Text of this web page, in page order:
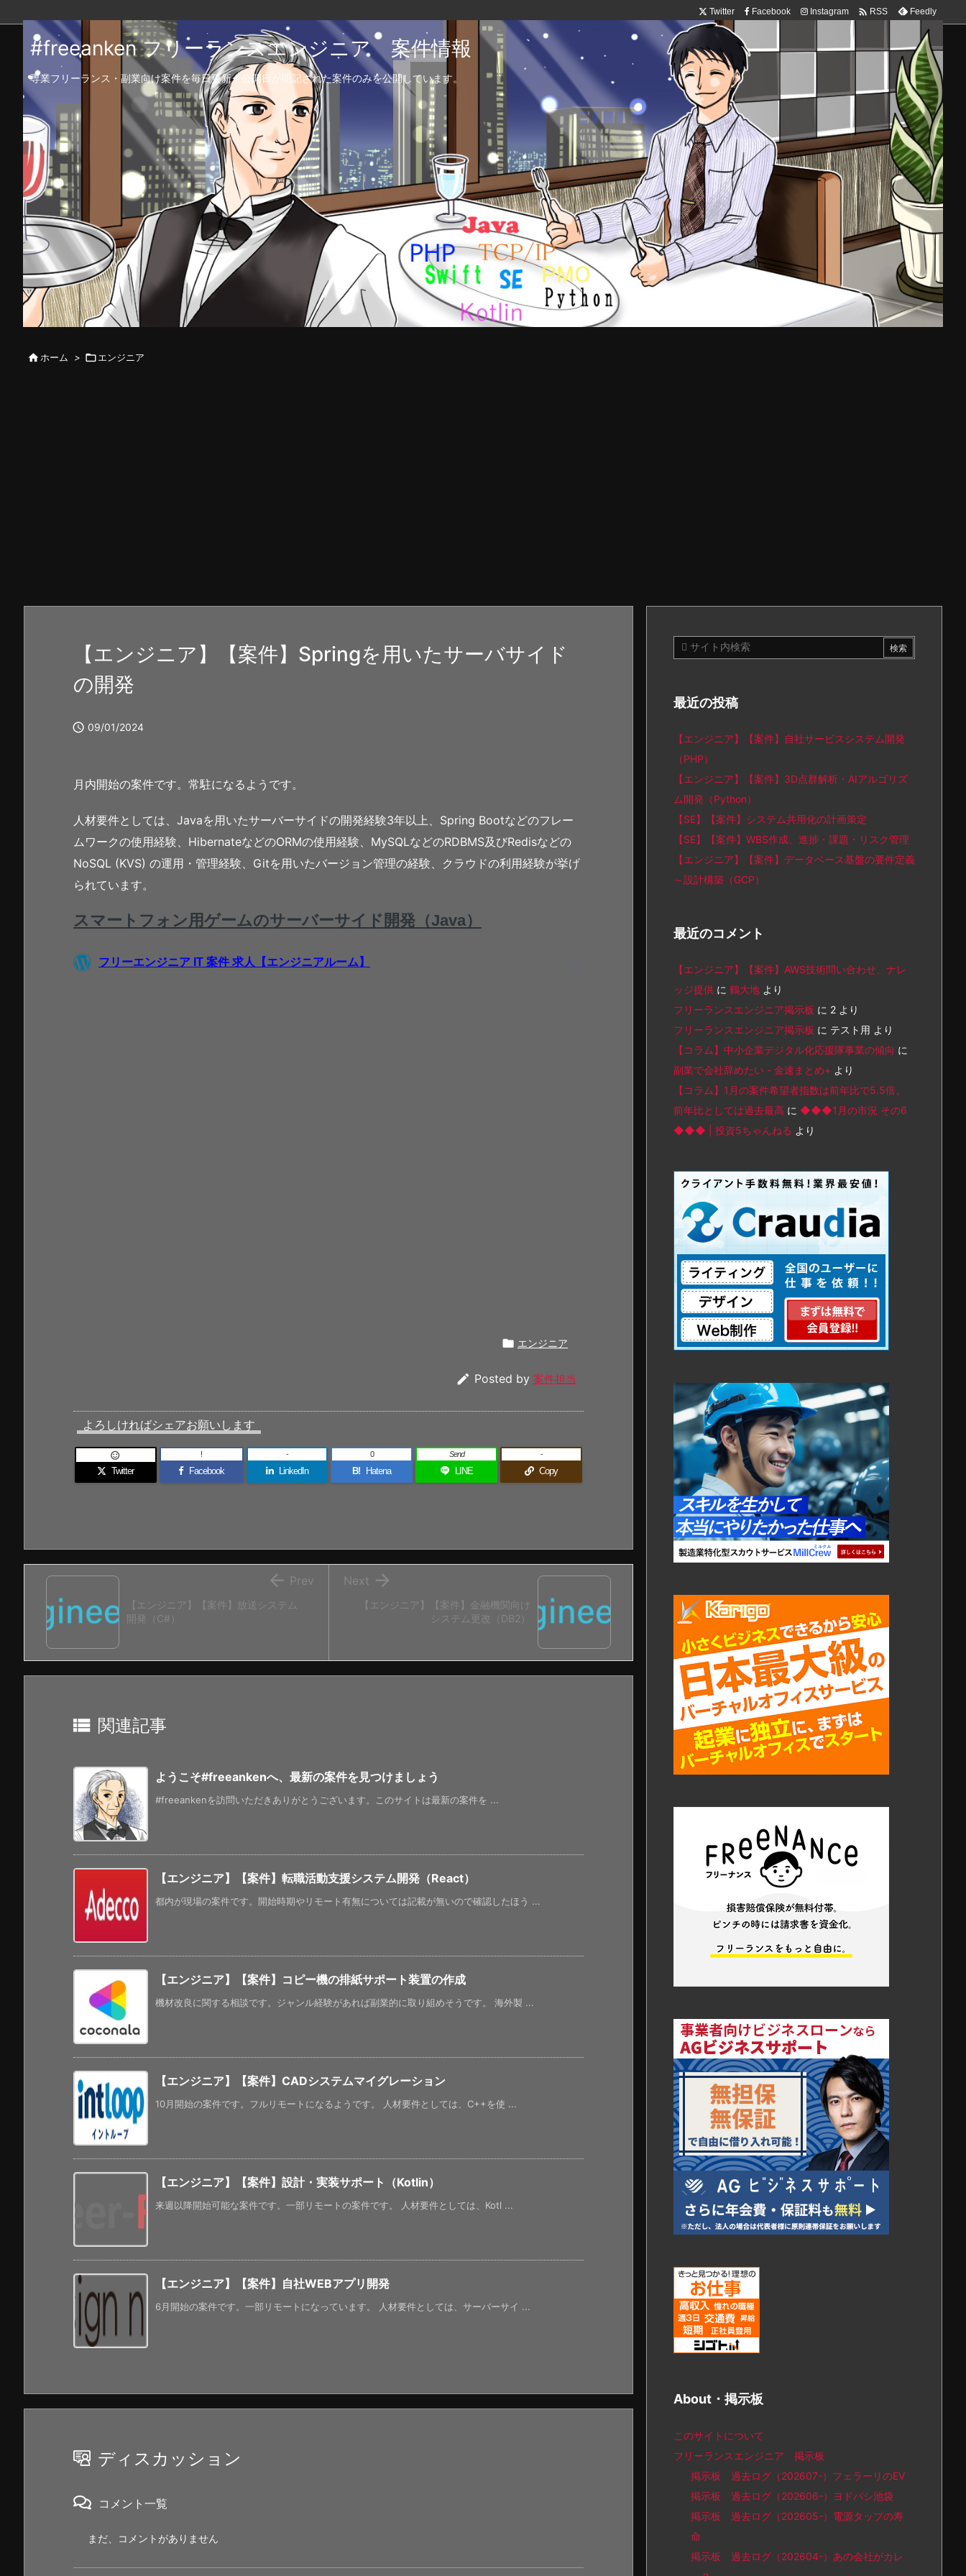
Twitter Facebook Instagram  RSS Feedly
#freeanken フリーランスエンジニア 案件情報
専業フリーランス・副業向け案件を毎日更新！公開日が明記された案件のみを公開しています。
 ホーム > エンジニア
【エンジニア】【案件】Springを用いたサーバサイド
の開発
 09/01/2024
月内開始の案件です。常駐になるようです。
人材要件としては、Javaを用いたサーバーサイドの開発経験3年以上、Spring Bootなどのフレー
ムワークの使用経験、HibernateなどのORMの使用経験、MySQLなどのRDBMS及びRedisなどの
NoSQL (KVS) の運用・管理経験、Gitを用いたバージョン管理の経験、クラウドの利用経験が挙げ
られています。
 エンジニア
 Posted by 案件担当
よろしければシェアお願いします
Twitter

Facebook
!
LinkedIn
-
B! Hatena
0
LINE
Send
Copy
-
【エンジニア】【案件】金融機関向け
システム更改（DB2）

Next
【エンジニア】【案件】放送システム
開発（C#）
 Prev
 関連記事
ようこそ#freeankenへ、最新の案件を見つけましょう
#freeankenを訪問いただきありがとうございます。このサイトは最新の案件を ...
【エンジニア】【案件】転職活動支援システム開発（React）
都内が現場の案件です。開始時期やリモート有無については記載が無いので確認したほう ...
【エンジニア】【案件】コピー機の排紙サポート装置の作成
機材改良に関する相談です。ジャンル経験があれば副業的に取り組めそうです。 海外製 ...
【エンジニア】【案件】CADシステムマイグレーション
10月開始の案件です。フルリモートになるようです。 人材要件としては、C++を使 ...
【エンジニア】【案件】設計・実装サポート（Kotlin）
来週以降開始可能な案件です。一部リモートの案件です。 人材要件としては、Kotl ...
【エンジニア】【案件】自社WEBアプリ開発
6月開始の案件です。一部リモートになっています。 人材要件としては、サーバーサイ ...
ディスカッション
コメント一覧
まだ、コメントがありません
最近の投稿
【エンジニア】【案件】自社サービスシステム開発
（PHP）
【エンジニア】【案件】3D点群解析・AIアルゴリズ
ム開発（Python）
【SE】【案件】システム共用化の計画策定
【SE】【案件】WBS作成、進捗・課題・リスク管理
【エンジニア】【案件】データベース基盤の要件定義
～設計構築（GCP）
最近のコメント
【エンジニア】【案件】AWS技術問い合わせ、ナレ
ッジ提供 に 鶴大地 より
フリーランスエンジニア掲示板 に 2 より
フリーランスエンジニア掲示板 に テスト用 より
【コラム】中小企業デジタル化応援隊事業の傾向 に
副業で会社辞めたい - 金速まとめ+ より
【コラム】1月の案件希望者指数は前年比で5.5倍、
前年比としては過去最高 に ◆◆◆1月の市況 その6
◆◆◆ | 投資5ちゃんねる より
About・掲示板
このサイトについて
フリーランスエンジニア 掲示板
掲示板 過去ログ（202607-）フェラーリのEV
掲示板 過去ログ（202606-）ヨドバシ池袋
掲示板 過去ログ（202605-）電源タップの寿
命
掲示板 過去ログ（202604-）あの会社がカレ